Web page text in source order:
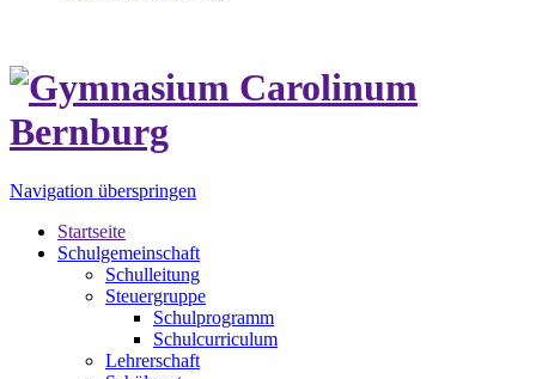
Navigation überspringen
Startseite
Schulgemeinschaft
Schulleitung
Steuergruppe
Schulprogramm
Schulcurriculum
Lehrerschaft